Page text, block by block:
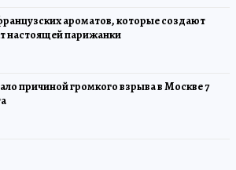
ароматов, которые создают
настоящей парижанки
причиной громкого взрыва в Москве 7